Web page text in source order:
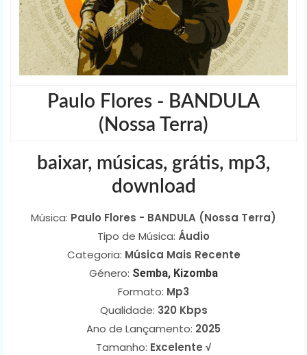
Paulo Flores - BANDULA
(Nossa Terra)
baixar, músicas, grátis, mp3,
download
Música: Paulo Flores - BANDULA (Nossa Terra)
Tipo de Música: Áudio
Categoria: Música Mais Recente
Género: Semba, Kizomba
Formato: Mp3
Qualidade: 320 Kbps
Ano de Lançamento: 2025
Tamanho: Excelente √